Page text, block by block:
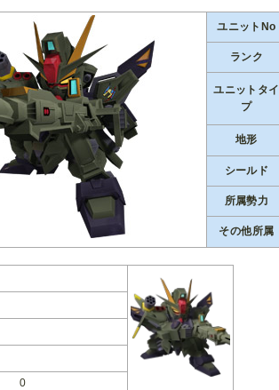
ユニットNo
ランク
ユニットタイ
プ
地形
シールド
所属勢力
その他所属
0